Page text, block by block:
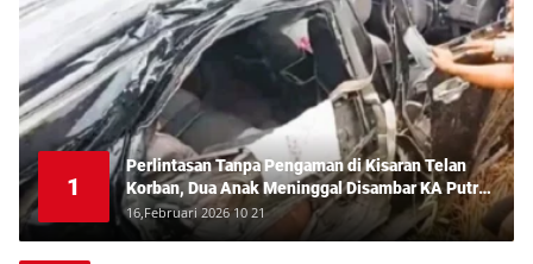
1
Perlintasan Tanpa Pengaman di Kisaran Telan
Korban, Dua Anak Meninggal Disambar KA Putri
Deli
16,Februari 2026 10 21